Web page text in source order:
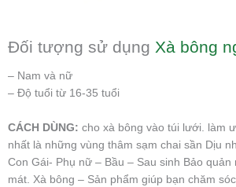
Đối tượng sử dụng Xà bông
– Nam và nữ
– Độ tuổi từ 16-35 tuổi
CÁCH DÙNG: cho xà bông vào túi lưới. làm
nhất là những vùng thâm sạm chai sần Dịu
Con Gái- Phụ nữ – Bầu – Sau sinh Bảo quản
mát. Xà bông – Sản phẩm giúp bạn chăm